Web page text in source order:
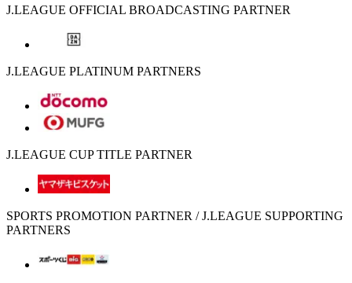
J.LEAGUE OFFICIAL BROADCASTING PARTNER
J.LEAGUE PLATINUM PARTNERS
J.LEAGUE CUP TITLE PARTNER
SPORTS PROMOTION PARTNER / J.LEAGUE SUPPORTING
PARTNERS